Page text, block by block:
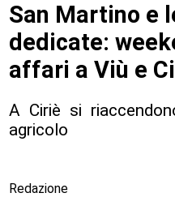
San Martino e
dedicate:
affari a Viù e
A Ciriè si
agricolo
Redazione